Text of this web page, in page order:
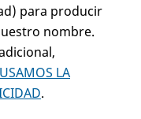
para producir
nombre.
LA
.